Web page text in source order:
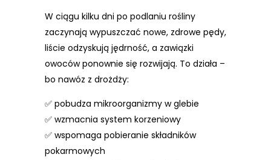
W ciągu kilku dni po podlaniu rośliny
zaczynają wypuszczać nowe, zdrowe pędy,
liście odzyskują jędrność, a zawiązki
owoców ponownie się rozwijają. To działa –
bo nawóz z drożdży:
✅ pobudza mikroorganizmy w glebie
✅ wzmacnia system korzeniowy
✅ wspomaga pobieranie składników
pokarmowych